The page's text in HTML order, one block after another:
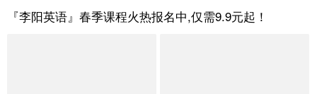
『李阳英语』春季课程火热报名中,仅需9.9元起！